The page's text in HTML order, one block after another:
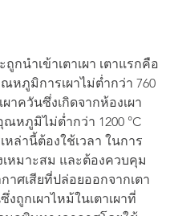
กนำเข้าเตาเผา เตาแรกคือ
หภูมิการเผาไม่ต่ำกว่า 760
ผาควันซึ่งเกิดจากห้องเผา
ณหภูมิไม่ต่ำกว่า 1200 °C
หล่านี้ต้องใช้เวลา ในการ
เหมาะสม และต้องควบคุม
าศเสียที่ปล่อยออกจากเตา
งถูกเผาไหม้ในเตาเผาที่